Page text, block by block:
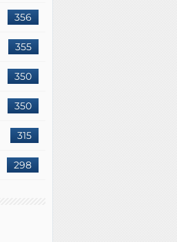
356
355
350
350
315
298